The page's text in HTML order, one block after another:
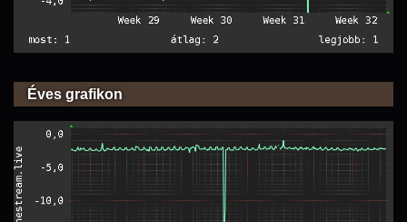
Éves grafikon